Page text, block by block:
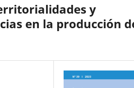
y
en la producción